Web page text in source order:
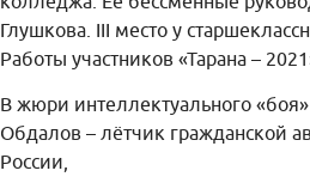
Глушкова. III место у
Работы участников «Тарана –
В жюри интеллектуального
Обдалов – лётчик гражданской
России,